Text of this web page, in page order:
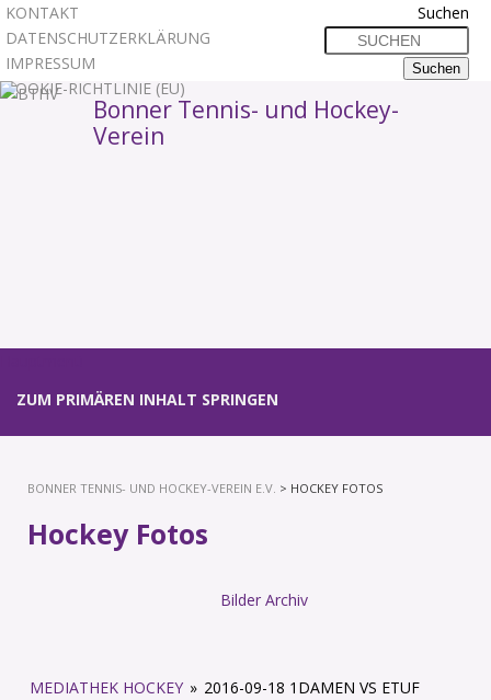
KONTAKT
DATENSCHUTZERKLÄRUNG
IMPRESSUM
COOKIE-RICHTLINIE (EU)
Suchen
Bonner Tennis- und Hockey-
Verein
1 2 3
ZUM PRIMÄREN INHALT SPRINGEN
BONNER TENNIS- UND HOCKEY-VEREIN E.V. > HOCKEY FOTOS
Hockey Fotos
Bilder Archiv
MEDIATHEK HOCKEY » 2016-09-18 1DAMEN VS ETUF